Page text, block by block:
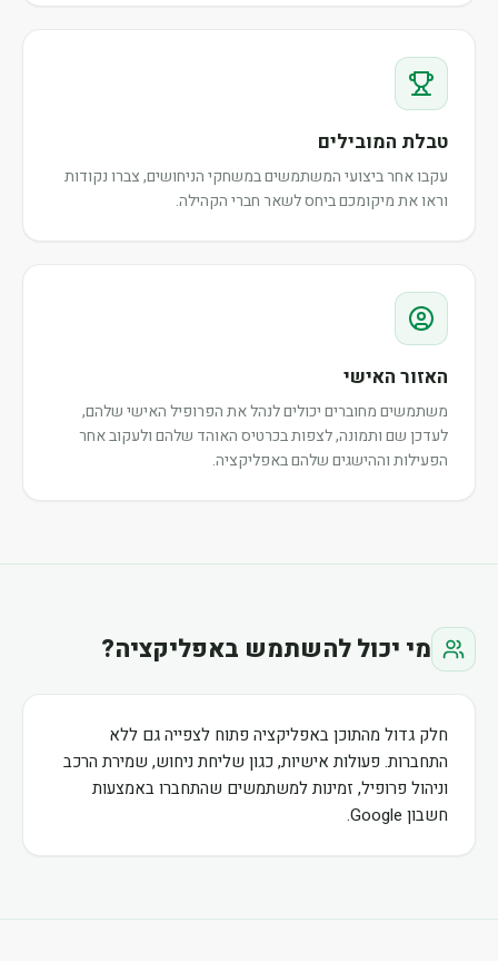
טבלת המובילים
עקבו אחר ביצועי המשתמשים במשחקי הניחושים, צברו נקודות
וראו את מיקומכם ביחס לשאר חברי הקהילה.
האזור האישי
משתמשים מחוברים יכולים לנהל את הפרופיל האישי שלהם,
לעדכן שם ותמונה, לצפות בכרטיס האוהד שלהם ולעקוב אחר
הפעילות וההישגים שלהם באפליקציה.
מי יכול להשתמש באפליקציה?
חלק גדול מהתוכן באפליקציה פתוח לצפייה גם ללא
התחברות. פעולות אישיות, כגון שליחת ניחוש, שמירת הרכב
וניהול פרופיל, זמינות למשתמשים שהתחברו באמצעות
חשבון Google.